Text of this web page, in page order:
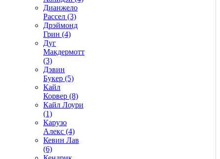
Дианжело
Рассел (3)
Дрэймонд
Грин (4)
Дуг
Макдермотт
(3)
Дэвин
Букер (5)
Кайл
Корвер (8)
Кайл Лоури
(1)
Карузо
Алекс (4)
Кевин Лав
(6)